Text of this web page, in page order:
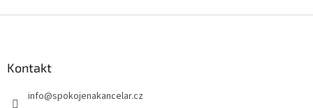
Kontakt
info@spokojenakancelar.cz